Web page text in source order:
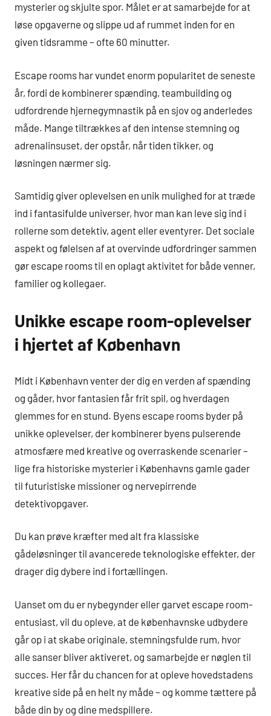
mysterier og skjulte spor. Målet er at samarbejde for at
løse opgaverne og slippe ud af rummet inden for en
given tidsramme – ofte 60 minutter.
Escape rooms har vundet enorm popularitet de seneste
år, fordi de kombinerer spænding, teambuilding og
udfordrende hjernegymnastik på en sjov og anderledes
måde. Mange tiltrækkes af den intense stemning og
adrenalinsuset, der opstår, når tiden tikker, og
løsningen nærmer sig.
Samtidig giver oplevelsen en unik mulighed for at træde
ind i fantasifulde universer, hvor man kan leve sig ind i
rollerne som detektiv, agent eller eventyrer. Det sociale
aspekt og følelsen af at overvinde udfordringer sammen
gør escape rooms til en oplagt aktivitet for både venner,
familier og kollegaer.
Unikke escape room-oplevelser
i hjertet af København
Midt i København venter der dig en verden af spænding
og gåder, hvor fantasien får frit spil, og hverdagen
glemmes for en stund. Byens escape rooms byder på
unikke oplevelser, der kombinerer byens pulserende
atmosfære med kreative og overraskende scenarier –
lige fra historiske mysterier i Københavns gamle gader
til futuristiske missioner og nervepirrende
detektivopgaver.
Du kan prøve kræfter med alt fra klassiske
gådeløsninger til avancerede teknologiske effekter, der
drager dig dybere ind i fortællingen.
Uanset om du er nybegynder eller garvet escape room-
entusiast, vil du opleve, at de københavnske udbydere
går op i at skabe originale, stemningsfulde rum, hvor
alle sanser bliver aktiveret, og samarbejde er nøglen til
succes. Her får du chancen for at opleve hovedstadens
kreative side på en helt ny måde – og komme tættere på
både din by og dine medspillere.